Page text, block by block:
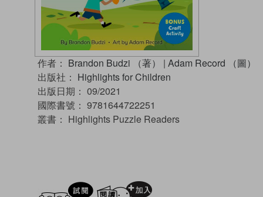
作者： Brandon Budzi （著） | Adam Record （圖）
出版社： Highlights for Children
出版日期： 09/2021
國際書號： 9781644722251
叢書： Highlights Puzzle Readers
試閲